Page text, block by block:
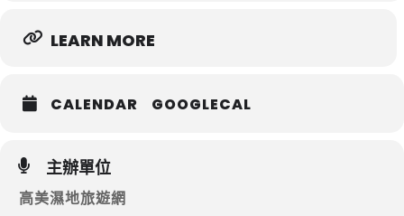
LEARN MORE
CALENDAR GOOGLECAL
主辦單位
高美濕地旅遊網